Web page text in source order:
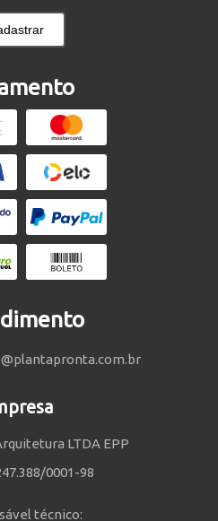
LTDA EPP
0001-98
técnico: